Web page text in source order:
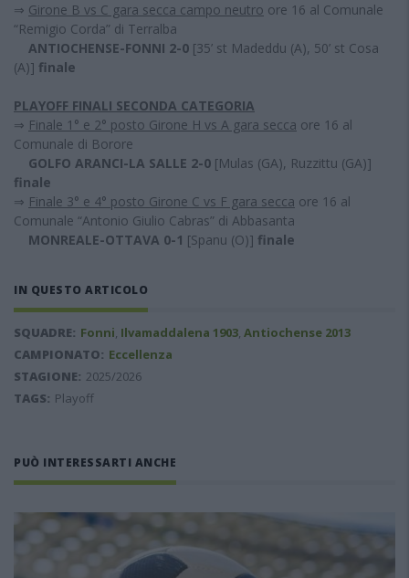
⇒ Girone B vs C gara secca campo neutro ore 16 al Comunale
“Remigio Corda” di Terralba
ANTIOCHENSE-FONNI 2-0 [35’ st Madeddu (A), 50’ st Cosa
(A)] finale
PLAYOFF FINALI SECONDA CATEGORIA
⇒ Finale 1° e 2° posto Girone H vs A gara secca ore 16 al
Comunale di Borore
GOLFO ARANCI-LA SALLE 2-0 [Mulas (GA), Ruzzittu (GA)]
finale
⇒ Finale 3° e 4° posto Girone C vs F gara secca ore 16 al
Comunale “Antonio Giulio Cabras” di Abbasanta
MONREALE-OTTAVA 0-1 [Spanu (O)] finale
IN QUESTO ARTICOLO
SQUADRE: Fonni, Ilvamaddalena 1903, Antiochense 2013
CAMPIONATO: Eccellenza
STAGIONE: 2025/2026
TAGS: Playoff
PUÒ INTERESSARTI ANCHE